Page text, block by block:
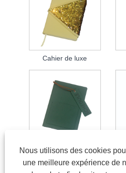
Cahier de luxe
Cahier lié au cuir
Nous utilisons des cookies
une meilleure expérience de